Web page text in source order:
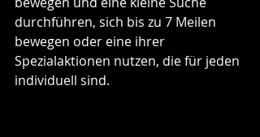
durchführen, sich bis zu 7 Meilen
bewegen oder eine ihrer
Spezialaktionen nutzen, die für jeden
individuell sind.